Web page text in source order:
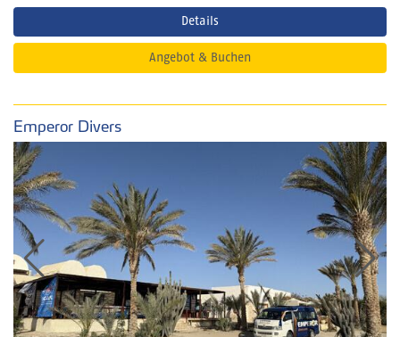
Details
Angebot & Buchen
Emperor Divers